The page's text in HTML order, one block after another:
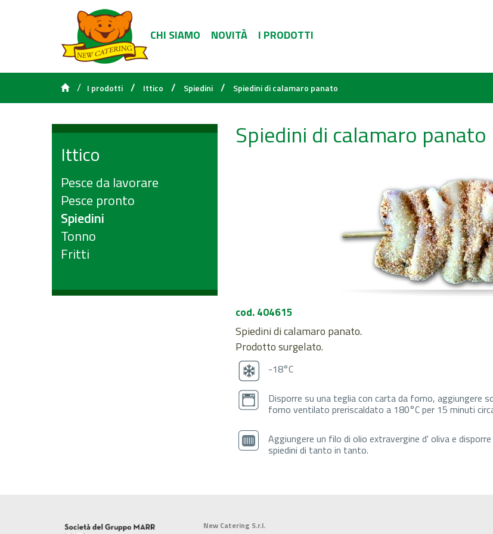
CHI SIAMO NOVITÀ I PRODOTTI
/ I prodotti / Ittico / Spiedini / Spiedini di calamaro panato
Ittico
Pesce da lavorare
Pesce pronto
Spiedini
Tonno
Fritti
Spiedini di calamaro panato
cod. 404615
Spiedini di calamaro panato.
Prodotto surgelato.
-18°C
Disporre su una teglia con carta da forno, aggiungere
forno ventilato preriscaldato a 180°C per 15 minuti
Aggiungere un filo di olio extravergine d' oliva e
spiedini di tanto in tanto.
New Catering S.r.l.